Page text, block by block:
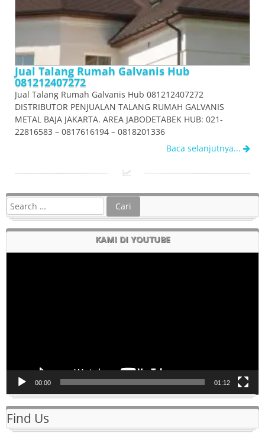
Jual Talang Rumah Galvanis Hub
081212407272
Jual Talang Rumah Galvanis Hub 081212407272
DISTRIBUTOR PENJUALAN TALANG RUMAH GALVANIS
METAL BAJA JAKARTA. AREA JABODETABEK HUB: 021-
22816583 – 0817616194 – 0818201336
Baca selanjutnya...
KAMI DI YOUTUBE
00:00 01:12
Find Us